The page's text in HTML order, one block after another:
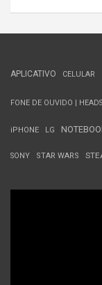
APLICATIVO CELULAR
FONE DE OUVIDO |
iPHONE LG
SONY STAR WARS